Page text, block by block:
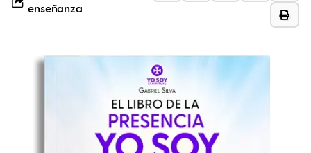
enseñanza